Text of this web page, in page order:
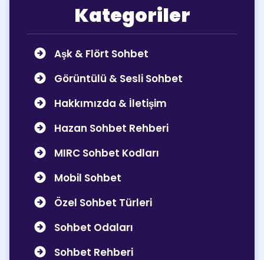
Kategoriler
Aşk & Flört Sohbet
Görüntülü & Sesli Sohbet
Hakkımızda & İletişim
Hazan Sohbet Rehberi
MIRC Sohbet Kodları
Mobil Sohbet
Özel Sohbet Türleri
Sohbet Odaları
Sohbet Rehberi